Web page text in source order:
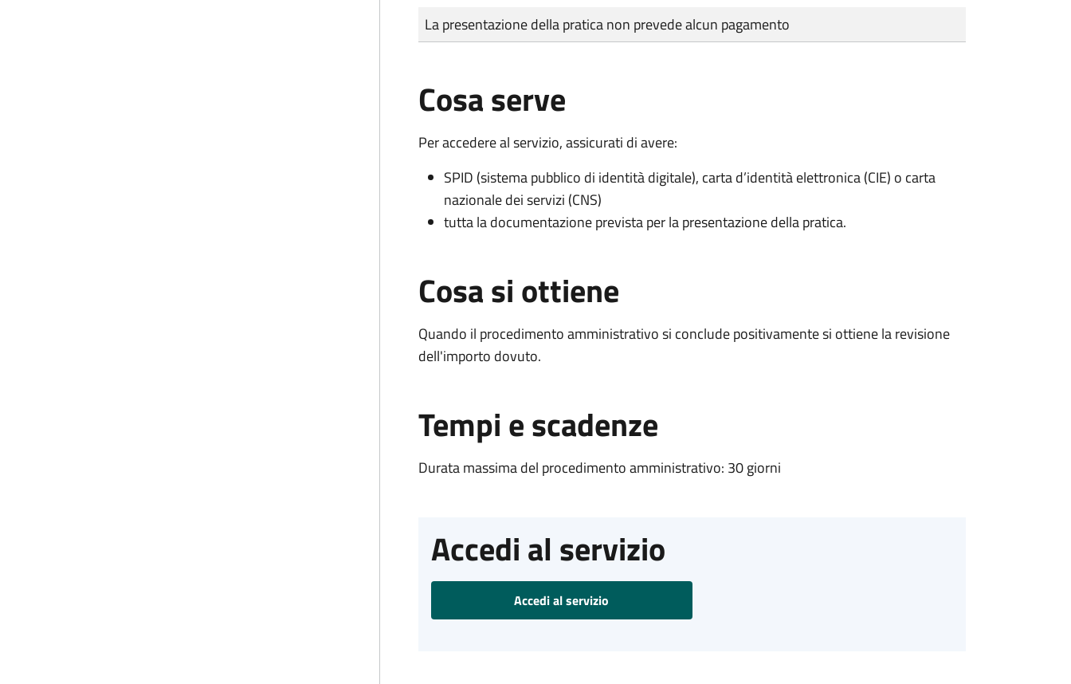
Tipo di pagamento
Importo
La presentazione della pratica non prevede alcun pagamento
Cosa serve
Per accedere al servizio, assicurati di avere:
SPID (sistema pubblico di identità digitale), carta d’identità elettronica (CIE) o carta
nazionale dei servizi (CNS)
tutta la documentazione prevista per la presentazione della pratica.
Cosa si ottiene
Quando il procedimento amministrativo si conclude positivamente si ottiene la revisione
dell'importo dovuto.
Tempi e scadenze
Durata massima del procedimento amministrativo: 30 giorni
Accedi al servizio
Accedi al servizio